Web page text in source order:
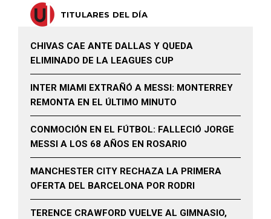
TITULARES DEL DÍA
CHIVAS CAE ANTE DALLAS Y QUEDA
ELIMINADO DE LA LEAGUES CUP
INTER MIAMI EXTRAÑÓ A MESSI: MONTERREY
REMONTA EN EL ÚLTIMO MINUTO
CONMOCIÓN EN EL FÚTBOL: FALLECIÓ JORGE
MESSI A LOS 68 AÑOS EN ROSARIO
MANCHESTER CITY RECHAZA LA PRIMERA
OFERTA DEL BARCELONA POR RODRI
TERENCE CRAWFORD VUELVE AL GIMNASIO,